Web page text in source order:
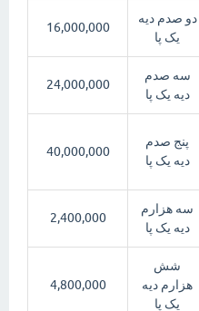
دو صدم دیه
یک پا
16,000,000
سه صدم
دیه یک پا
24,000,000
پنج صدم
دیه یک پا
40,000,000
سه هزارم
دیه یک پا
2,400,000
شش
هزارم دیه
یک پا
4,800,000